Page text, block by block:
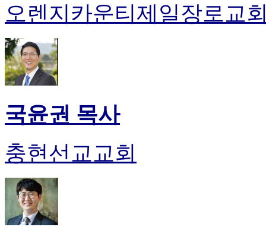
오렌지카운티제일장로교
국윤권 목사
충현선교교회